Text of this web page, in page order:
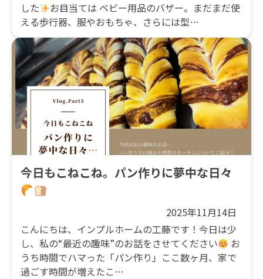
した
お目当ては ベビー用品のバザー。まだまだ使
える歩行器、服やおもちゃ、さらには型…
今日もこねこね。パン作りに夢中な日々
2025年11月14日
こんにちは、インプルホームの工藤です！今日は少
し、私の“最近の趣味”のお話をさせてください
うち時間でハマった「パン作り」ここ数ヶ月、家で
過ごす時間が増えたこ…